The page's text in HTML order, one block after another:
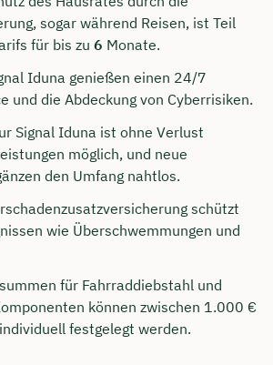
sogar während Reisen, ist Teil
für bis zu 6 Monate.
Iduna genießen einen 24/7
und die Abdeckung von Cyberrisiken.
Signal Iduna ist ohne Verlust
möglich, und neue
den Umfang nahtlos.
schützt
wie Überschwemmungen und
für Fahrraddiebstahl und
können zwischen 1.000 €
festgelegt werden.